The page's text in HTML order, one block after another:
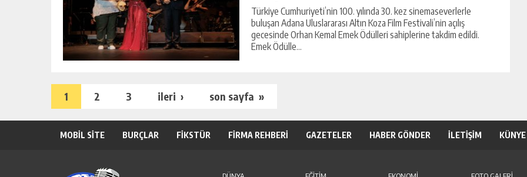
Türkiye Cumhuriyeti’nin 100. yılında 30. kez sinemaseverlerle
buluşan Adana Uluslararası Altın Koza Film Festivali’nin açılış
gecesinde Orhan Kemal Emek Ödülleri sahiplerine takdim edildi.
Emek Ödülle...
1 2 3 ileri › son sayfa »
MOBİL SİTE BURÇLAR FİKSTÜR FİRMA REHBERİ GAZETELER HABER GÖNDER İLETİŞİM KÜNYE